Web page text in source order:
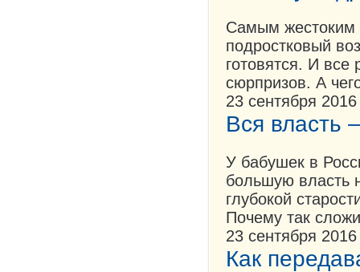
Самым жестоким
подростковый
готовятся. И
сюрпризов. А
23 сентября 2016
Вся власть
У бабушек в
большую власть
глубокой
Почему так
23 сентября 2016
Как